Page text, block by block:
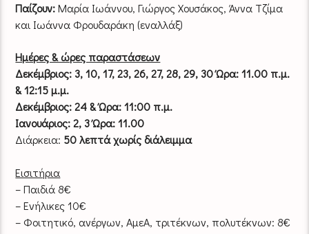
Παίζουν:Μαρία Ιωάννου, Γιώργος Χουσάκος, Άννα Τζίμα
και Ιωάννα Φρουδαράκη (εναλλάξ)
Ημέρες & ώρες παραστάσεων
Δεκέμβριος: 3, 10, 17, 23, 26, 27, 28, 29, 30 Ώρα: 11.00 π.μ.
& 12:15 μ.μ.
Δεκέμβριος: 24 & Ώρα: 11:00 π.μ.
Ιανουάριος: 2, 3 Ώρα: 11.00
Διάρκεια: 50 λεπτά χωρίς διάλειμμα
Εισιτήρια
– Παιδιά 8€
– Ενήλικες 10€
– Φοιτητικό, ανέργων, ΑμεΑ, τριτέκνων, πολυτέκνων: 8€